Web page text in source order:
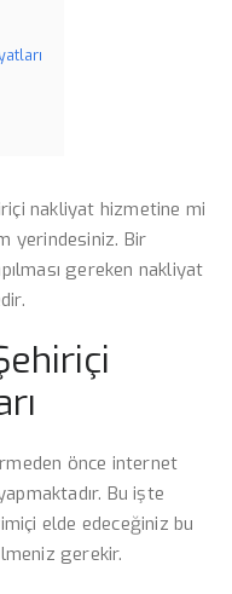
nakliyat hizmetine mi
yerindesiniz. Bir
gereken nakliyat
önce internet
Bu işte
elde edeceğiniz bu
gerekir.